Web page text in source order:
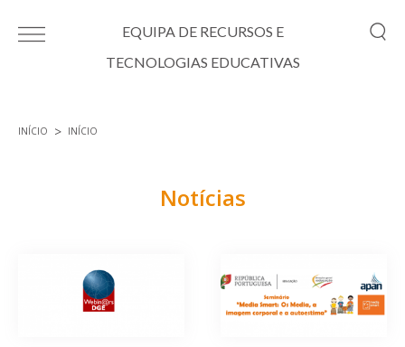
EQUIPA DE RECURSOS E
TECNOLOGIAS EDUCATIVAS
INÍCIO INÍCIO
Notícias
Páginas